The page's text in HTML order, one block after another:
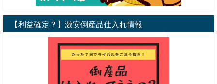
【利益確定？】激安倒産品仕入れ情報